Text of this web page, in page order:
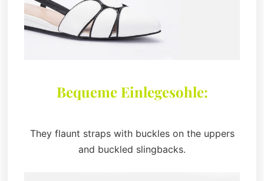
Bequeme Einlegesohle:
They flaunt straps with buckles on the uppers
and buckled slingbacks.